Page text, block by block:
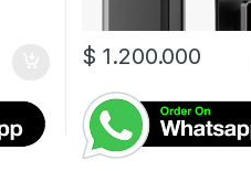
$ 1.200.000